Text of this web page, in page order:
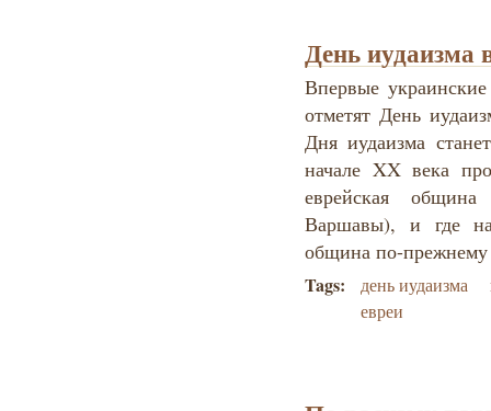
День иудаизма
Впервые
отметят День
Дня иудаизма
начале XX века
еврейская
Варшавы), и где на
община по-прежнему
Tags: день иудаизма
евреи